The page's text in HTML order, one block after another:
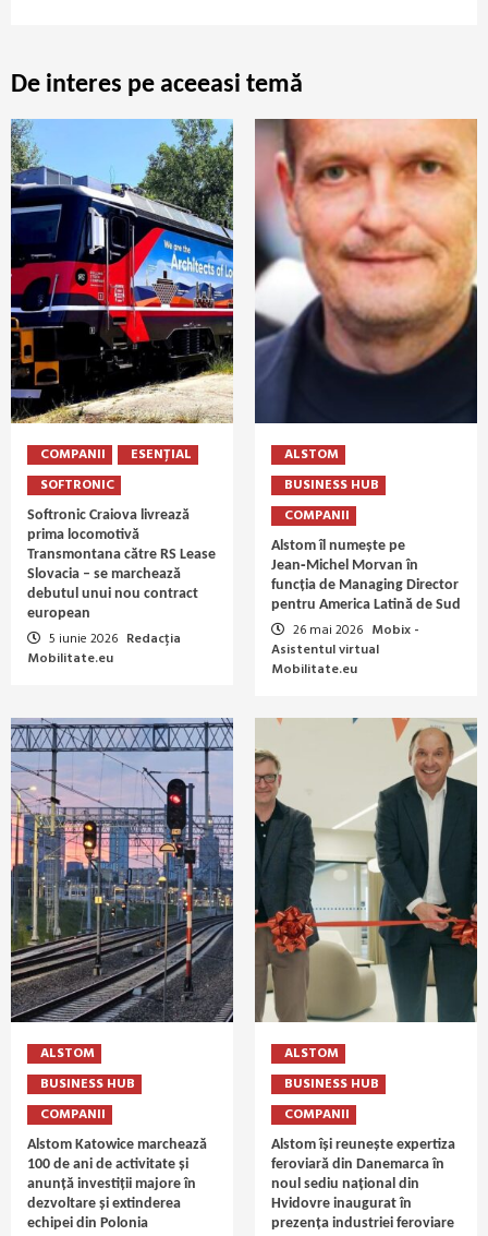
De interes pe aceeasi temă
COMPANII
ESENȚIAL
SOFTRONIC
Softronic Craiova livrează
prima locomotivă
Transmontana către RS Lease
Slovacia – se marchează
debutul unui nou contract
european
5 iunie 2026 Redacția
Mobilitate.eu
ALSTOM
BUSINESS HUB
COMPANII
Alstom îl numește pe
Jean‑Michel Morvan în
funcția de Managing Director
pentru America Latină de Sud
26 mai 2026 Mobix -
Asistentul virtual
Mobilitate.eu
ALSTOM
BUSINESS HUB
COMPANII
Alstom Katowice marchează
100 de ani de activitate și
anunță investiții majore în
dezvoltare și extinderea
echipei din Polonia
ALSTOM
BUSINESS HUB
COMPANII
Alstom își reunește expertiza
feroviară din Danemarca în
noul sediu național din
Hvidovre inaugurat în
prezența industriei feroviare